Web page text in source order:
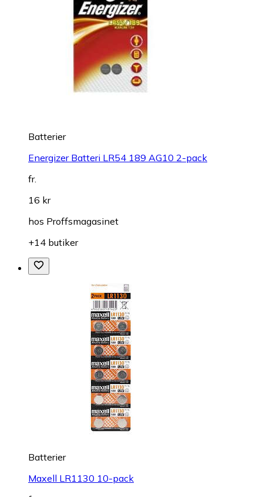
Batterier
Energizer Batteri LR54 189 AG10 2-pack
fr.
16 kr
hos Proffsmagasinet
+14 butiker
Batterier
Maxell LR1130 10-pack